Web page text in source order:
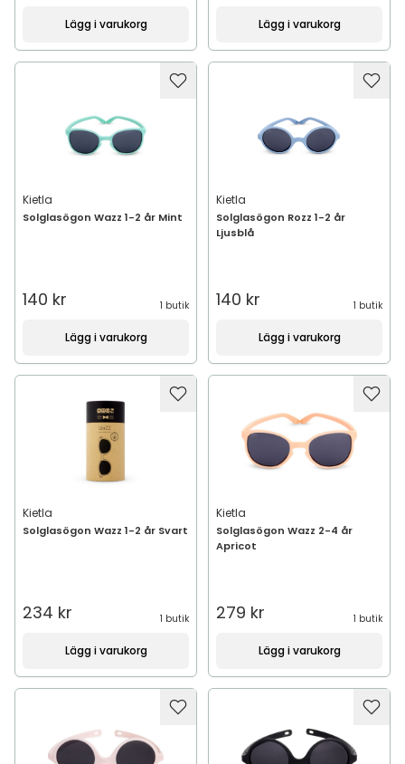
Lägg i varukorg Lägg i varukorg
Kietla
Solglasögon Wazz 1-2 år Mint
140 kr 1 butik
Lägg i varukorg
Kietla
Solglasögon Rozz 1-2 år
Ljusblå
140 kr 1 butik
Lägg i varukorg
Kietla
Solglasögon Wazz 1-2 år Svart
234 kr 1 butik
Lägg i varukorg
Kietla
Solglasögon Wazz 2-4 år
Apricot
279 kr 1 butik
Lägg i varukorg